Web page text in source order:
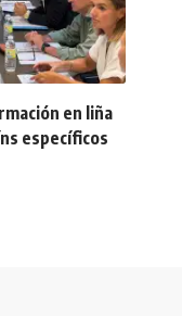
en liña
específicos